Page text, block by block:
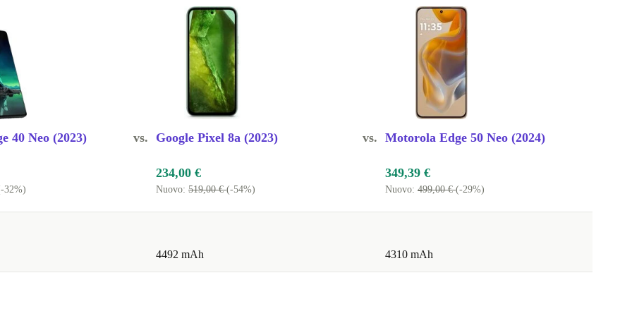
Edge 30
da
lunga
e studiare?
40 Neo (2023) vs. Google Pixel 8a (2023) vs. Motorola Edge 50 Neo (2024)
32%)
234,00 €
Nuovo: 519,00 €(-54%)
349,39 €
Nuovo: 499,00 €(-29%)
4492 mAh 4310 mAh